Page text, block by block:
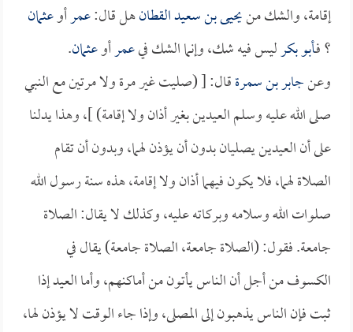
إقامة، والشك منيحيى بن سعيد القطانهل قال:عمرأوعثمان
؟ فـأبو بكرليس فيه شك، وإنما الشك فيعمرأوعثمان.
وعنجابر بن سمرةقال: [ (صليت غير مرة ولا مرتين مع النبي
صلى الله عليه وسلم العيدين بغير أذان ولا إقامة) ]، وهذا يدلنا
على أن العيدين يصليان بدون أن يؤذن لهما، وبدون أن تقام
الصلاة لهما، فلا يكون فيهما أذان ولا إقامة، هذه سنة رسول الله
صلوات الله وسلامه وبركاته عليه، وكذلك لا يقال: الصلاة
جامعة. فقول: (الصلاة جامعة، الصلاة جامعة) يقال في
الكسوف من أجل أن الناس يأتون من أماكنهم، وأما العيد إذا
ثبت فإن الناس يذهبون إلى المصلى، وإذا جاء الوقت لا يؤذن لها،